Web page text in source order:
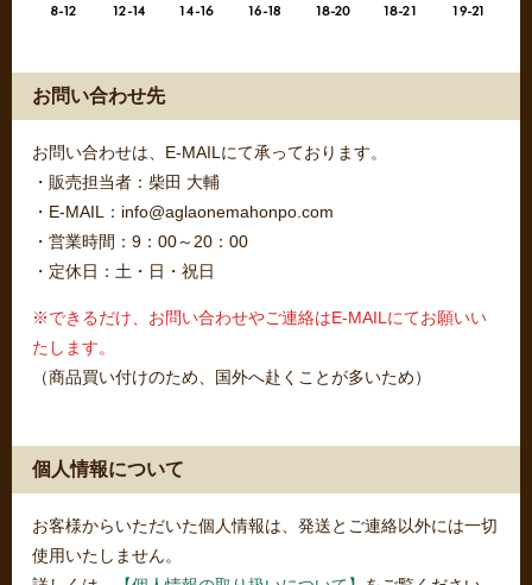
お問い合わせ先
お問い合わせは、E-MAILにて承っております。
・販売担当者：柴田 大輔
・E-MAIL：info@aglaonemahonpo.com
・営業時間：9：00～20：00
・定休日：土・日・祝日
※できるだけ、お問い合わせやご連絡はE-MAILにてお願いい
たします。
（商品買い付けのため、国外へ赴くことが多いため）
個人情報について
お客様からいただいた個人情報は、発送とご連絡以外には一切
使用いたしません。